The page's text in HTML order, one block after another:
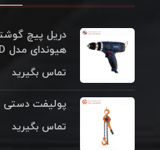
هیوندای مدل HP۲۳۲-DD
تماس بگیرید
پولیفت دستی ۳.۲ تن ویتال
تماس بگیرید